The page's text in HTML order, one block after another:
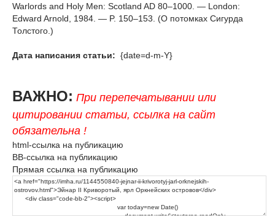
Warlords and Holy Men: Scotland AD 80–1000. — London:
Edward Arnold, 1984. — P. 150–153. (О потомках Сигурда
Толстого.)
Дата написания статьи: {date=d-m-Y}
ВАЖНО: При перепечатывании или
цитировании статьи, ссылка на сайт
обязательна !
html-ссылка на публикацию
BB-ссылка на публикацию
Прямая ссылка на публикацию